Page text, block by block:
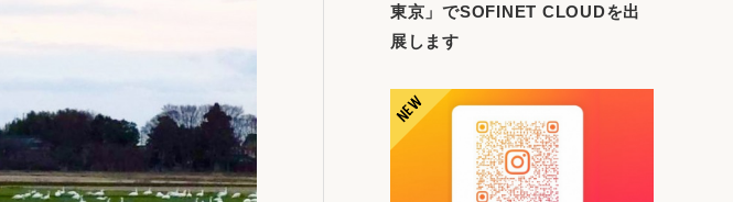
東京」でSOFINET CLOUDを出
展します